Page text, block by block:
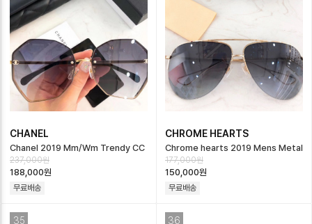
CHANEL
Chanel 2019 Mm/Wm Trendy CC
Logo Metal Frame Sungl…
237,000원
188,000원
무료배송
CHROME HEARTS
Chrome hearts 2019 Mens Metal
Logo Frame Eyewear -…
177,000원
150,000원
무료배송
35 36